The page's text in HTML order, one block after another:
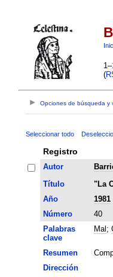
(
Opciones de búsqueda y
Seleccionar todo
Registro
Autor
Título
"La
Año
1981
Número
40
Palabras
clave
Mal ;
Resumen
Dirección